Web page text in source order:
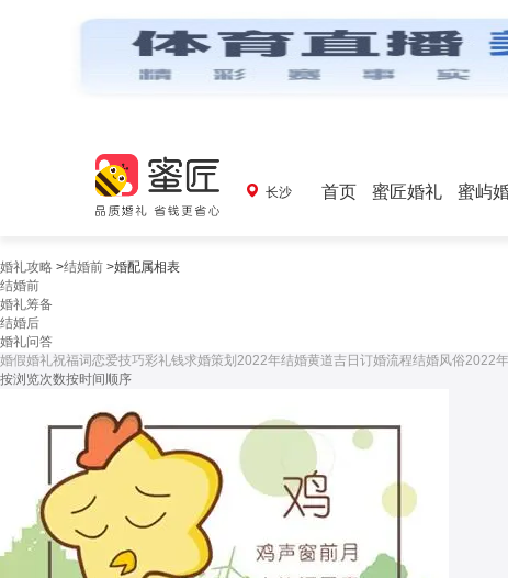
长沙 首页 蜜匠婚礼 蜜屿
婚礼攻略 >结婚前 >婚配属相表
结婚前
婚礼筹备
结婚后
婚礼问答
婚假婚礼祝福词恋爱技巧彩礼钱求婚策划 2022年结婚黄道吉日 订婚流程结婚风俗2022
按浏览次数按时间顺序